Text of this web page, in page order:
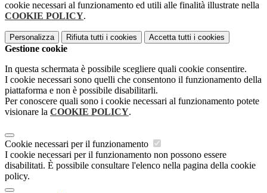
cookie necessari al funzionamento ed utili alle finalità illustrate nella
COOKIE POLICY.
Personalizza Rifiuta tutti i cookies Accetta tutti i cookies
Gestione cookie
In questa schermata è possibile scegliere quali cookie consentire.
I cookie necessari sono quelli che consentono il funzionamento della
piattaforma e non è possibile disabilitarli.
Per conoscere quali sono i cookie necessari al funzionamento potete
visionare la COOKIE POLICY.
Cookie necessari per il funzionamento
I cookie necessari per il funzionamento non possono essere
disabilitati. È possibile consultare l'elenco nella pagina della cookie
policy.